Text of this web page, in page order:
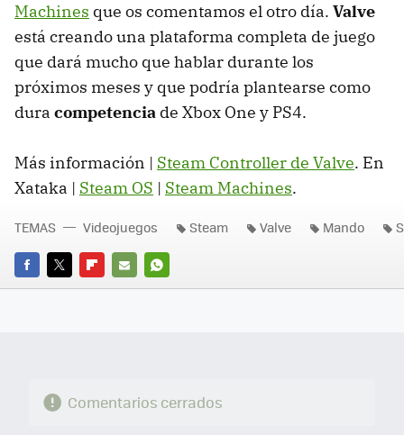
Machines que os comentamos el otro día. Valve
está creando una plataforma completa de juego
que dará mucho que hablar durante los
próximos meses y que podría plantearse como
dura competencia de Xbox One y PS4.
Más información | Steam Controller de Valve. En
Xataka | Steam OS | Steam Machines.
FACEBOOK
TWITTERFLIPBOARD
E-
WHATSAPP
TEMAS Videojuegos Steam Valve Mando
Comentarios cerrados